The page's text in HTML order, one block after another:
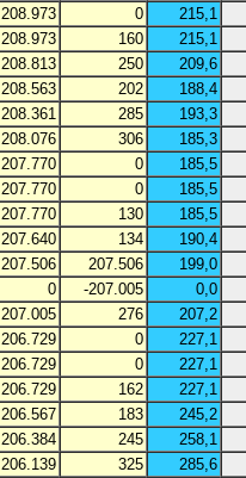
208.973 0
215,1
208.973 160
215,1
208.813 250
209,6
208.563 202
188,4
208.361 285
193,3
208.076 306
185,3
207.770 0
185,5
207.770 0
185,5
207.770 130
185,5
207.640 134
190,4
207.506 207.506
199,0
0 -207.005
0,0
207.005 276
207,2
206.729 0
227,1
206.729 0
227,1
206.729 162
227,1
206.567 183
245,2
206.384 245
258,1
206.139 325
285,6